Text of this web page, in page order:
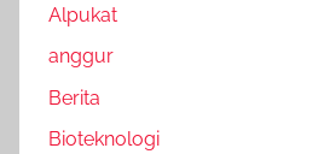
Alpukat
anggur
Berita
Bioteknologi